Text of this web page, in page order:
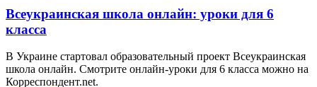
Всеукраинская школа онлайн: уроки для 6
класса
В Украине стартовал образовательный проект Всеукраинская
школа онлайн. Смотрите онлайн-уроки для 6 класса можно на
Корреспондент.net.